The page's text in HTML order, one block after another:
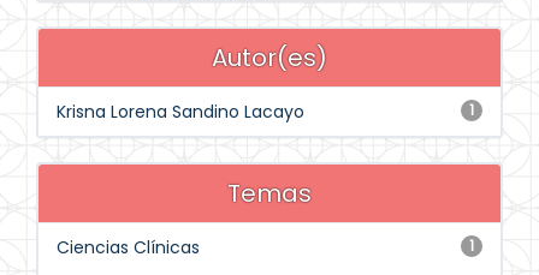
Autor(es)
1
Krisna Lorena Sandino Lacayo
Temas
1
Ciencias Clínicas